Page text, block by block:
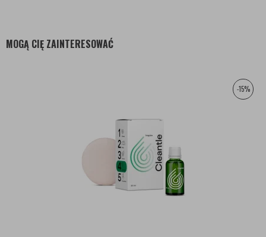
MOGĄ CIĘ ZAINTERESOWAĆ
-15%